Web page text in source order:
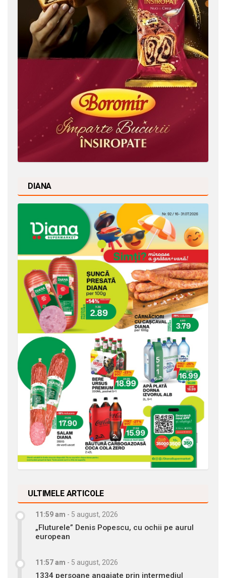
DIANA
ULTIMELE ARTICOLE
11:59 am - 5 august, 2026
„Fluturele” Denis Popescu, cu ochii pe aurul
european
11:57 am - 5 august, 2026
1334 persoane angajate prin intermediul